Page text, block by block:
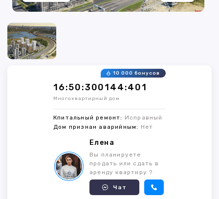
16:50:300144:401
10 000 бонусов
Многоквартирный дом
Кпитальный ремонт: Исправный
Дом признан аварийным: Нет
Елена
Вы планируете
продать или сдать в
аренду квартиру ?
Чат